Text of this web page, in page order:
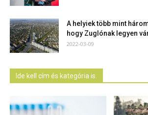
A helyiek több mint
hogy Zuglónak legyen
2022-03-09
Ide kell cím és kategória is.